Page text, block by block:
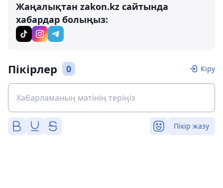
Жаңалықтан zakon.kz сайтында
хабардар болыңыз:
Пікірлер 0 Кіру
Пікір жазу